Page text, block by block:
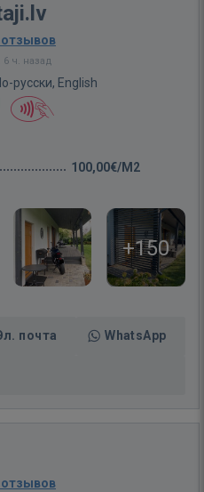
отзывов
ч. назад
русски, English
100,00€/M2
+150
почта WhatsApp
отзывов